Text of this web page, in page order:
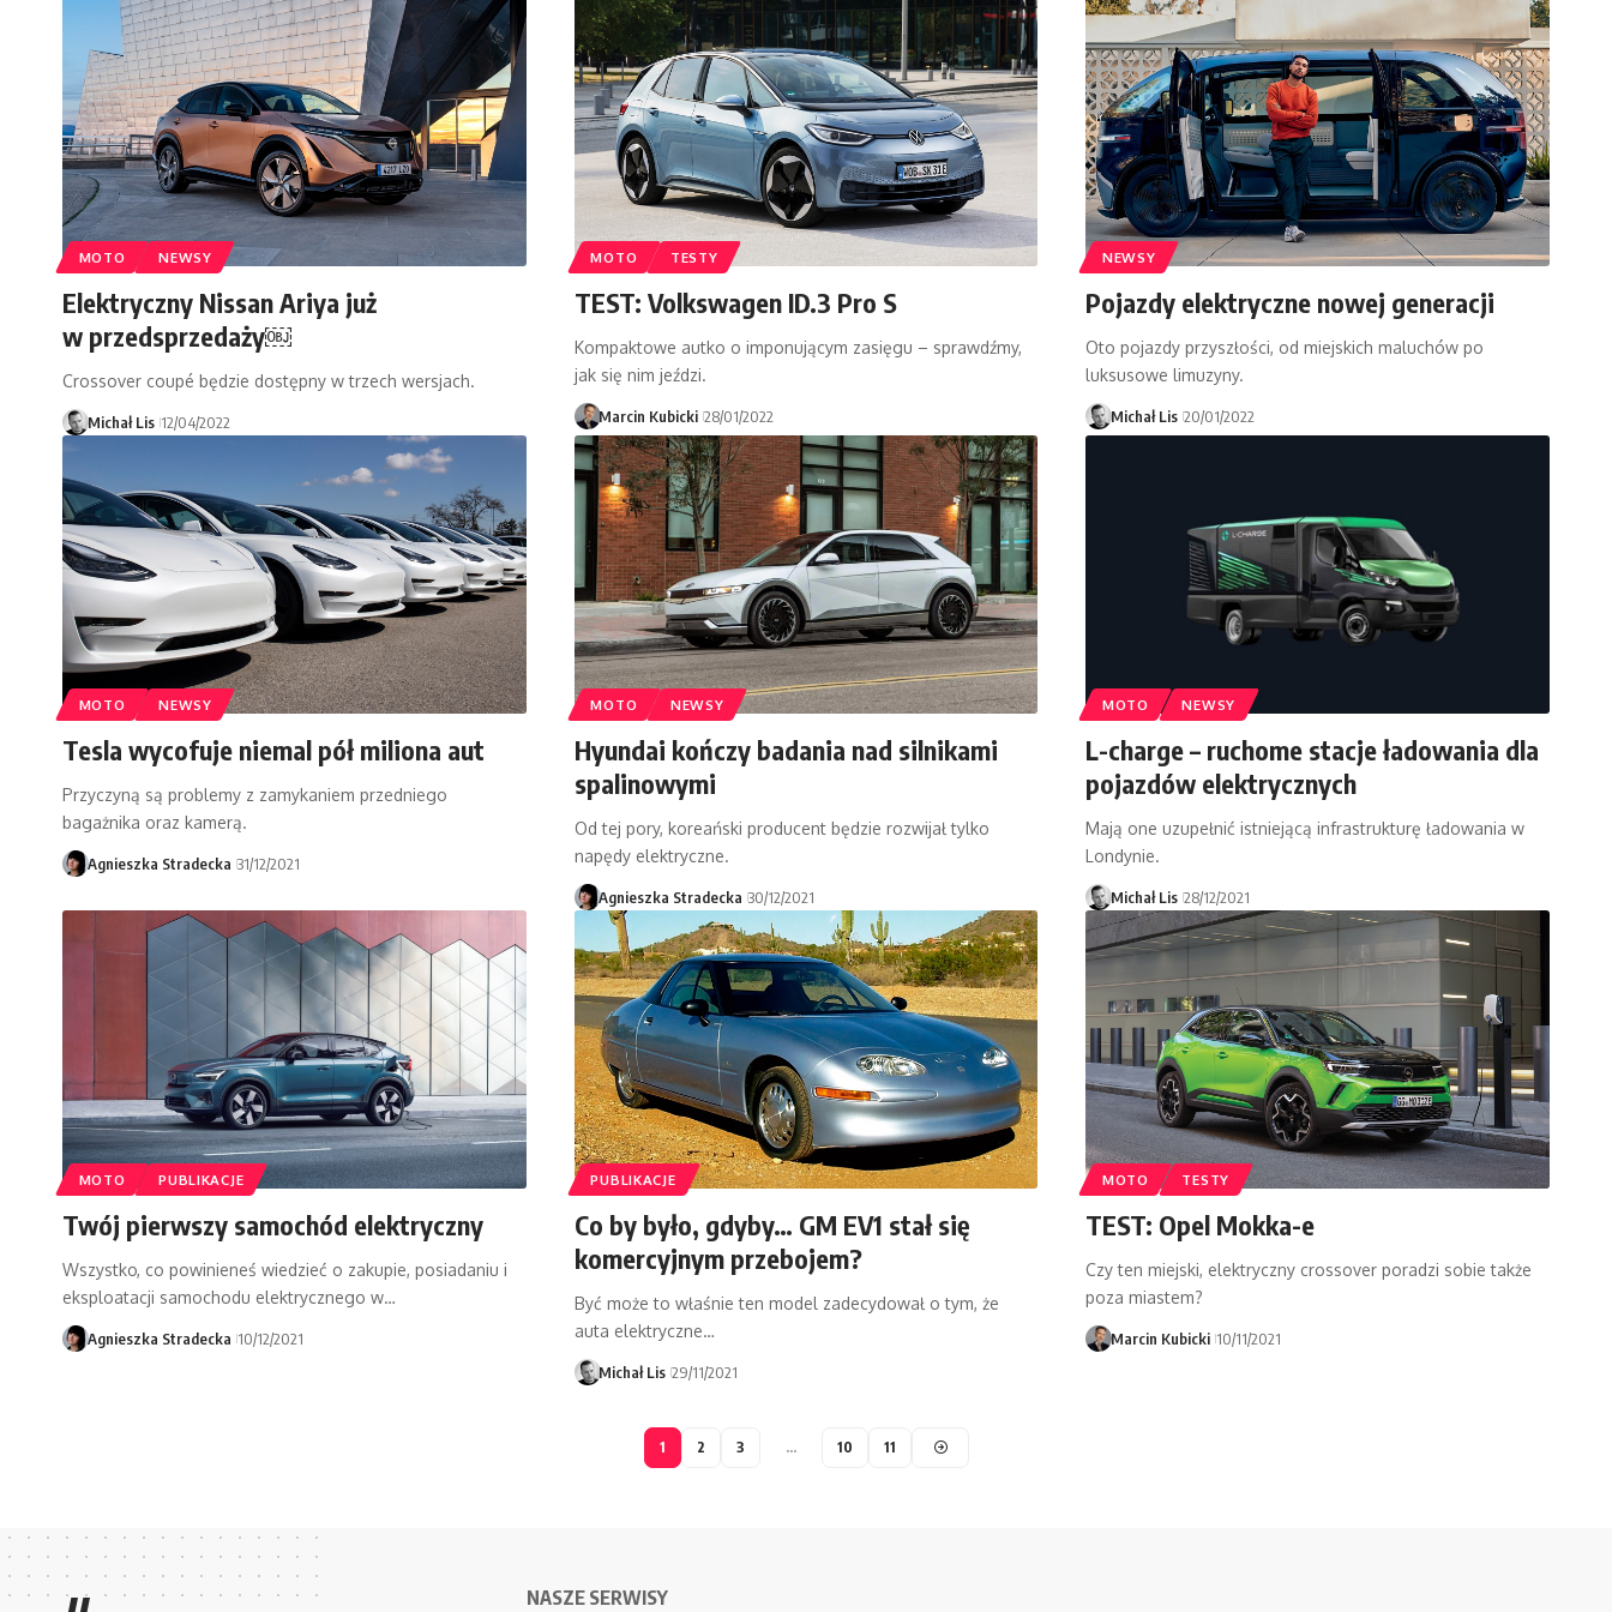
MOTO NEWSY
Elektryczny Nissan Ariya już
w przedsprzedaży￼
Crossover coupé będzie dostępny w trzech wersjach.
Michał Lis 12/04/2022
MOTO TESTY
TEST: Volkswagen ID.3 Pro S
Kompaktowe autko o imponującym zasięgu – sprawdźmy,
jak się nim jeździ.
Marcin Kubicki 28/01/2022
NEWSY
Pojazdy elektryczne nowej generacji
Oto pojazdy przyszłości, od miejskich maluchów po
luksusowe limuzyny.
Michał Lis 20/01/2022
MOTO NEWSY
Tesla wycofuje niemal pół miliona aut
Przyczyną są problemy z zamykaniem przedniego
bagażnika oraz kamerą.
Agnieszka Stradecka 31/12/2021
MOTO NEWSY
Hyundai kończy badania nad silnikami
spalinowymi
Od tej pory, koreański producent będzie rozwijał tylko
napędy elektryczne.
Agnieszka Stradecka 30/12/2021
MOTO NEWSY
L-charge – ruchome stacje ładowania dla
pojazdów elektrycznych
Mają one uzupełnić istniejącą infrastrukturę ładowania w
Londynie.
Michał Lis 28/12/2021
MOTO PUBLIKACJE
Twój pierwszy samochód elektryczny
Wszystko, co powinieneś wiedzieć o zakupie, posiadaniu i
eksploatacji samochodu elektrycznego w…
Agnieszka Stradecka 10/12/2021
PUBLIKACJE
Co by było, gdyby… GM EV1 stał się
komercyjnym przebojem?
Być może to właśnie ten model zadecydował o tym, że
auta elektryczne…
Michał Lis 29/11/2021
MOTO TESTY
TEST: Opel Mokka-e
Czy ten miejski, elektryczny crossover poradzi sobie także
poza miastem?
Marcin Kubicki 10/11/2021
1 2 3 … 10 11
NASZE SERWISY